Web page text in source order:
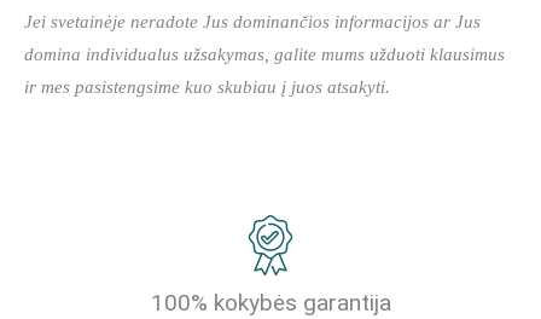
Jei svetainėje neradote Jus dominančios informacijos ar Jus
domina individualus užsakymas, galite mums užduoti klausimus
ir mes pasistengsime kuo skubiau į juos atsakyti.
100% kokybės garantija